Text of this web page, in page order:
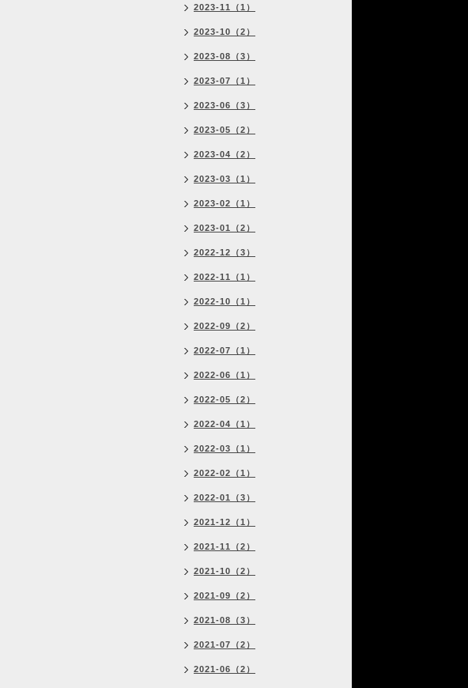
2023-11（1）
2023-10（2）
2023-08（3）
2023-07（1）
2023-06（3）
2023-05（2）
2023-04（2）
2023-03（1）
2023-02（1）
2023-01（2）
2022-12（3）
2022-11（1）
2022-10（1）
2022-09（2）
2022-07（1）
2022-06（1）
2022-05（2）
2022-04（1）
2022-03（1）
2022-02（1）
2022-01（3）
2021-12（1）
2021-11（2）
2021-10（2）
2021-09（2）
2021-08（3）
2021-07（2）
2021-06（2）